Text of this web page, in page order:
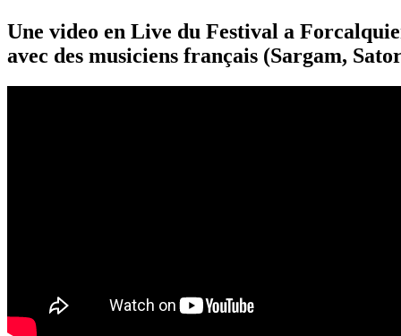
Une video en Live du Festival a
avec des musiciens français (Sargam,